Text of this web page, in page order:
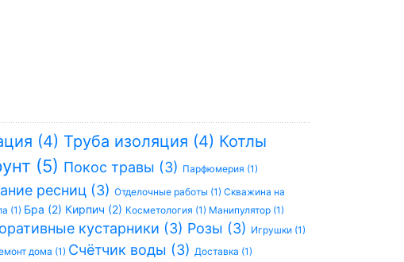
(4) Труба изоляция (4) Котлы
(5) Покос травы (3) Парфюмерия (1)
ресниц (3) Отделочные работы (1) Скважина на
(1) Бра (2) Кирпич (2) Косметология (1) Манипулятор (1)
кустарники (3) Розы (3) Игрушки (1)
дома (1) Счётчик воды (3) Доставка (1)